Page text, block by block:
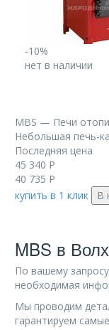
-10%
нет в наличии
MBS — Печи
Небольшая печь-
Последняя цена
45 340 Р
40 735 Р
купить в 1 клик
В
MBS в
По вашему запросу
необходимая
Мы проводим
гарантируем